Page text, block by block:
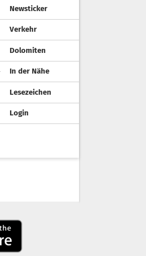
Newsticker
Verkehr
Dolomiten
In der Nähe
Lesezeichen
Login